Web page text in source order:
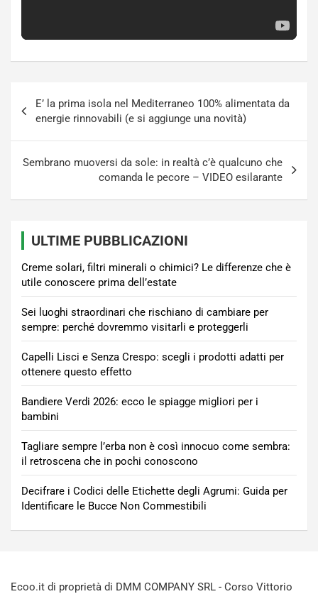
articoli
E’ la prima isola nel Mediterraneo 100% alimentata da
energie rinnovabili (e si aggiunge una novità)
Sembrano muoversi da sole: in realtà c’è qualcuno che
comanda le pecore – VIDEO esilarante
ULTIME PUBBLICAZIONI
Creme solari, filtri minerali o chimici? Le differenze che è
utile conoscere prima dell’estate
Sei luoghi straordinari che rischiano di cambiare per
sempre: perché dovremmo visitarli e proteggerli
Capelli Lisci e Senza Crespo: scegli i prodotti adatti per
ottenere questo effetto
Bandiere Verdi 2026: ecco le spiagge migliori per i
bambini
Tagliare sempre l’erba non è così innocuo come sembra:
il retroscena che in pochi conoscono
Decifrare i Codici delle Etichette degli Agrumi: Guida per
Identificare le Bucce Non Commestibili
Ecoo.it di proprietà di DMM COMPANY SRL - Corso Vittorio